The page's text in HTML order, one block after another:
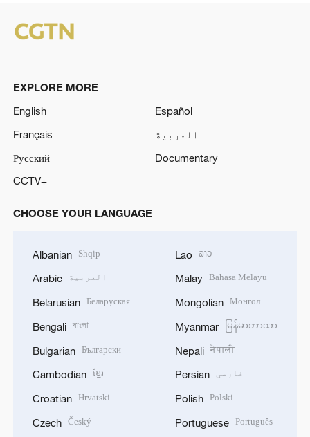
EXPLORE MORE
English
Español
Français
العربية
Русский
Documentary
CCTV+
CHOOSE YOUR LANGUAGE
Albanian Shqip
Arabic العربية
Belarusian Беларуская
Bengali বাংলা
Bulgarian Български
Cambodian ខ្មែរ
Croatian Hrvatski
Czech Český
Lao ລາວ
Malay Bahasa Melayu
Mongolian Монгол
Myanmar မြန်မာဘာသာ
Nepali नेपाली
Persian فارسی
Polish Polski
Portuguese Português